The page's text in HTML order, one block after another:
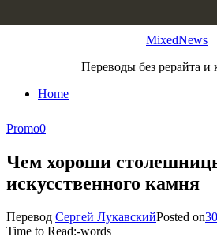
MixedNews
Переводы без рерайта и
Home
Promo0
Чем хороши
искусственного камня
Перевод Сергей ЛукавскийPosted on
Time to Read:-words